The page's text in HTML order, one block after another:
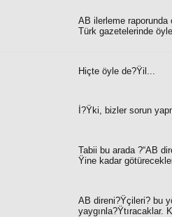
AB ilerleme
Türk gazetelerinde
Hiçte öyle de?Ÿil...
İ?Ÿki, bizler sorun
Tabii bu arada ?“AB
Ÿine kadar
AB direni?Ÿçileri? bu
yaygınla?Ÿtıracaklar.